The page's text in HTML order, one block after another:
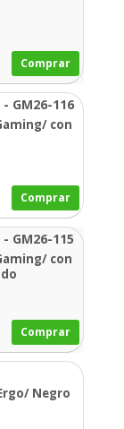
Comprar
- GM26-116
con
Comprar
- GM26-115
con
Comprar
Negro